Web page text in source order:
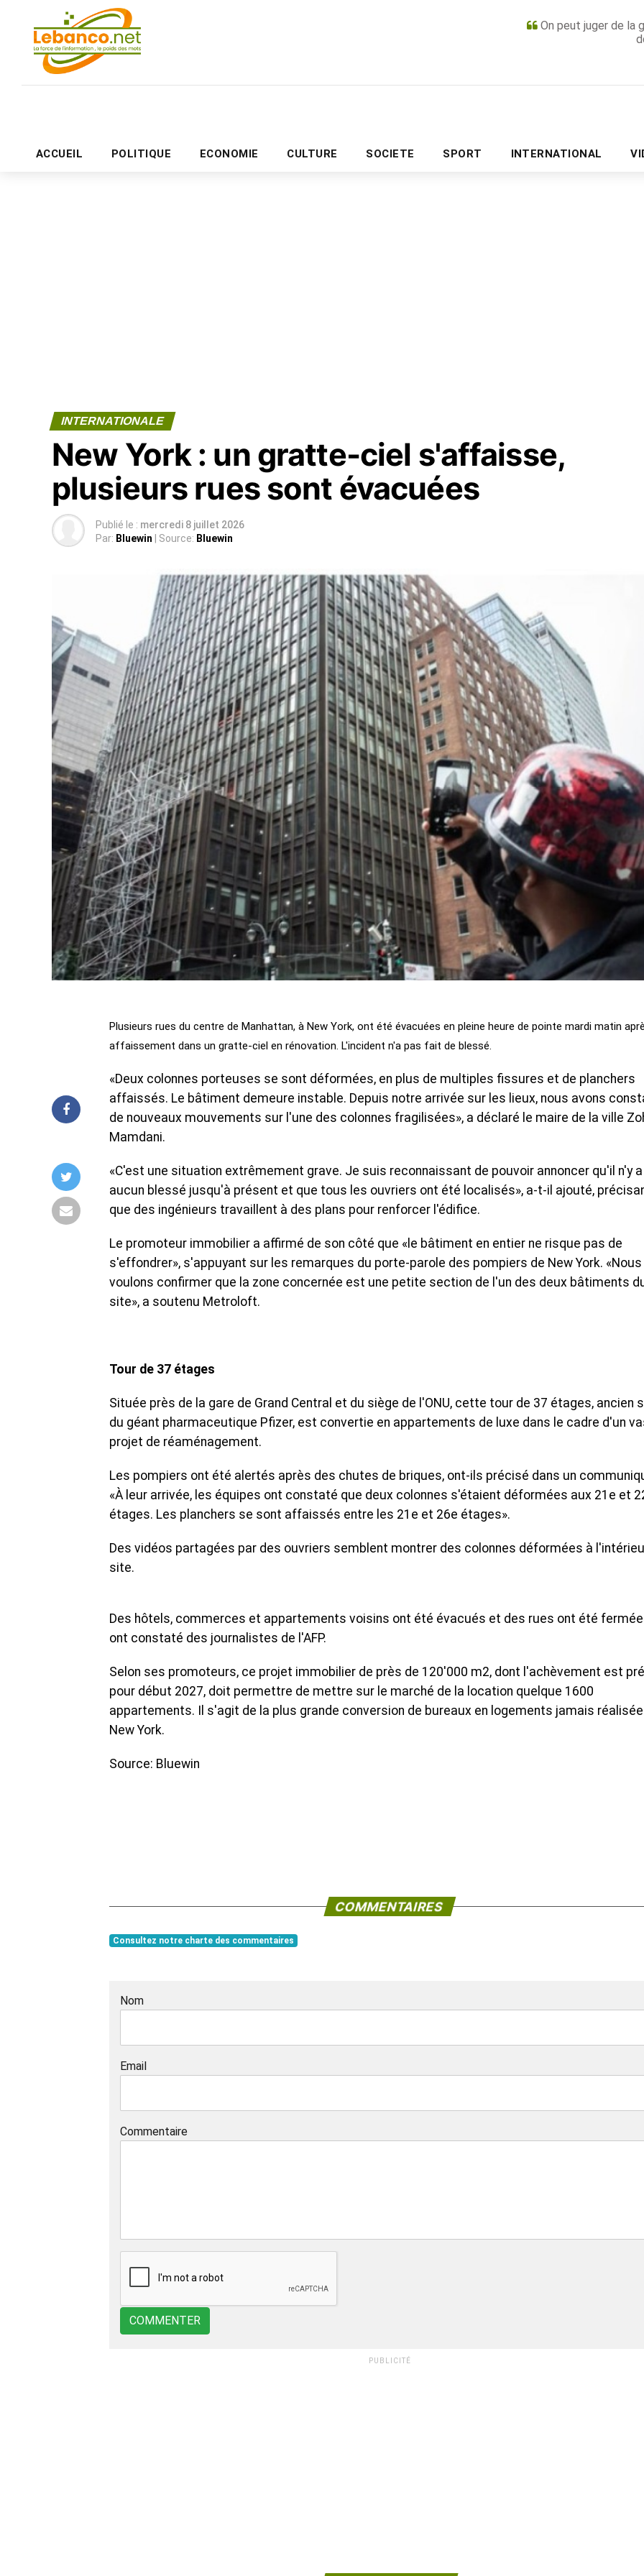
On peut juger de la
ACCUEIL POLITIQUE ECONOMIE CULTURE SOCIETE SPORT INTERNATIONAL
PUBLICITÉ
INTERNATIONALE
New York : un gratte-ciel s'affaisse,
plusieurs rues sont évacuées
Publié le : mercredi 8 juillet 2026
Par: Bluewin | Source: Bluewin
Plusieurs rues du centre de Manhattan, à New York, ont été évacuées en pleine heure de pointe mardi matin
affaissement dans un gratte-ciel en rénovation. L'incident n'a pas fait de blessé.
«Deux colonnes porteuses se sont déformées, en plus de multiples fissures et de planchers
affaissés. Le bâtiment demeure instable. Depuis notre arrivée sur les lieux, nous avons
de nouveaux mouvements sur l'une des colonnes fragilisées», a déclaré le maire de la ville
Mamdani.
«C'est une situation extrêmement grave. Je suis reconnaissant de pouvoir annoncer qu'il n'y a
aucun blessé jusqu'à présent et que tous les ouvriers ont été localisés», a-t-il ajouté,
que des ingénieurs travaillent à des plans pour renforcer l'édifice.
Le promoteur immobilier a affirmé de son côté que «le bâtiment en entier ne risque pas de
s'effondrer», s'appuyant sur les remarques du porte-parole des pompiers de New York. «Nous
voulons confirmer que la zone concernée est une petite section de l'un des deux bâtiments
site», a soutenu Metroloft.
Tour de 37 étages
Située près de la gare de Grand Central et du siège de l'ONU, cette tour de 37 étages, ancien
du géant pharmaceutique Pfizer, est convertie en appartements de luxe dans le cadre d'un
projet de réaménagement.
Les pompiers ont été alertés après des chutes de briques, ont-ils précisé dans un
«À leur arrivée, les équipes ont constaté que deux colonnes s'étaient déformées aux 21e et
étages. Les planchers se sont affaissés entre les 21e et 26e étages».
Des vidéos partagées par des ouvriers semblent montrer des colonnes déformées à
site.
Des hôtels, commerces et appartements voisins ont été évacués et des rues ont été
ont constaté des journalistes de l'AFP.
Selon ses promoteurs, ce projet immobilier de près de 120'000 m2, dont l'achèvement est
pour début 2027, doit permettre de mettre sur le marché de la location quelque 1600
appartements. Il s'agit de la plus grande conversion de bureaux en logements jamais
New York.
Source: Bluewin
COMMENTAIRES
Consultez notre charte des commentaires
Nom
Email
Commentaire
COMMENTER
PUBLICITÉ